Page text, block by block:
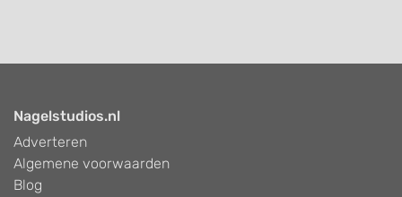
Nagelstudios.nl
Adverteren
Algemene voorwaarden
Blog